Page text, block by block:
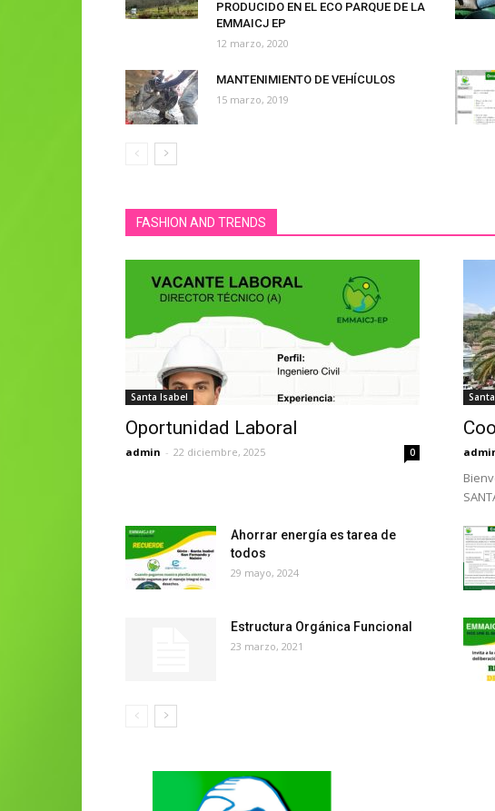
PRODUCIDO EN EL ECO PARQUE DE LA
EMMAICJ EP
12 marzo, 2020
MANTENIMIENTO DE VEHÍCULOS
15 marzo, 2019
FASHION AND TRENDS
Santa Isabel
Oportunidad Laboral
admin - 22 diciembre, 2025 0
Ahorrar energía es tarea de
todos
29 mayo, 2024
Estructura Orgánica Funcional
23 marzo, 2021